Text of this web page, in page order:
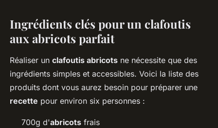
Ingrédients clés pour un clafoutis
aux abricots parfait
Réaliser un clafoutis abricots ne nécessite que des
ingrédients simples et accessibles. Voici la liste des
produits dont vous aurez besoin pour préparer une
recette pour environ six personnes :
700g d'abricots frais